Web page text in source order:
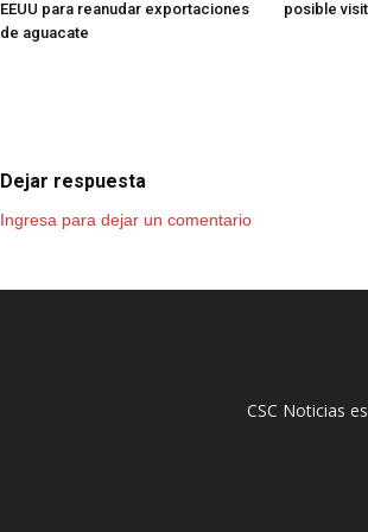
EEUU para reanudar exportaciones
de aguacate
posible
Dejar respuesta
Ingresa para dejar un comentario
CSC Noticias